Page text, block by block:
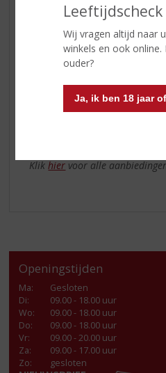
Leeftijdscheck
Wij vragen altijd naar
winkels en ook
ouder?
Ja, ik ben 18 jaar
Zacht en zuiver...
Met tonen van jeneverbes en
zachte afdronk. Gestookt van
gelagerde granen-eau-de-vie.
komen kwaliteit,
Klikhier voor alle
Openingstijden
Ma:
Gesloten
Di:
09.00 - 18.00 uur
Wo:
09.00 - 18.00 uur
Do:
09.00 - 18.00 uur
Vr:
09.00 - 20.00 uur
Za:
09.00 - 17.00 uur
Zo:
gesloten